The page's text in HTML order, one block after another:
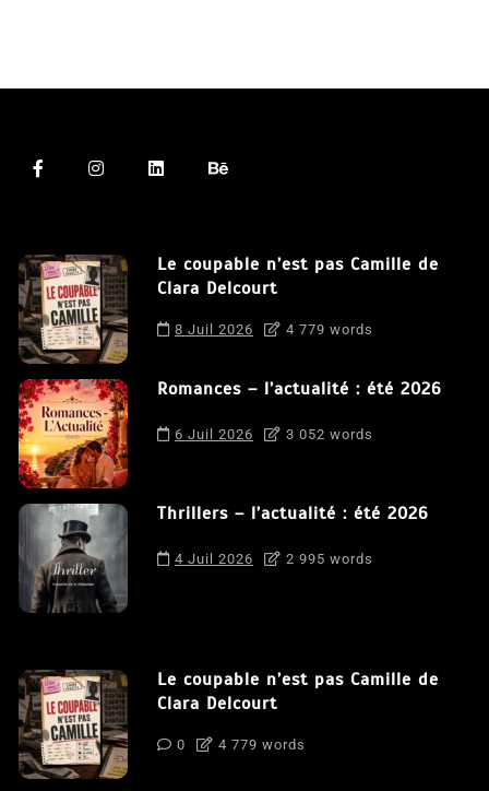
Le coupable n’est pas Camille de
Clara Delcourt
8 Juil 2026 4 779 words
Romances – l’actualité : été 2026
6 Juil 2026 3 052 words
Thrillers – l’actualité : été 2026
4 Juil 2026 2 995 words
Le coupable n’est pas Camille de
Clara Delcourt
0 4 779 words